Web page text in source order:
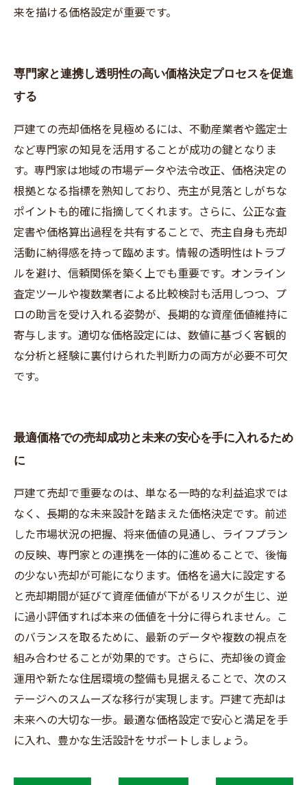
来を描ける価格設定が重要です。
専門家と連携し透明性の高い価格決定プロセスを促進
する
戸建ての売却価格を見極めるには、不動産業者や鑑定士
など専門家の知見を活用することが成功の鍵となりま
す。専門家は地域の市場データや法令改正、価格決定の
根拠となる指標を熟知しており、売主が見落としがちな
ポイントも的確に指摘してくれます。さらに、公正な査
定書や価格算出過程を共有することで、売主自身も売却
活動に納得感を持って臨めます。情報の透明性はトラブ
ルを避け、信頼関係を築く上でも重要です。オンライン
査定ツールや複数業者による比較検討も活用しつつ、プ
ロの助言を受け入れる姿勢が、長期的な資産価値維持に
寄与します。適切な価格設定には、数値に基づく客観的
な分析と経験に裏付けられた判断力の両方が必要不可欠
です。
最適価格での売却成功と未来の安心を手に入れるため
に
戸建て売却で重要なのは、単なる一時的な利益追求では
なく、長期的な未来設計を踏まえた価格決定です。前述
した市場状況の把握、将来価値の見通し、ライフプラン
の反映、専門家との連携を一体的に進めることで、後悔
の少ない売却が可能になります。価格を過大に設定する
と売却期間が延びて資産価値が下がるリスクが生じ、逆
に過小評価すれば本来の価値を十分に得られません。こ
のバランスを取るために、最新のデータや複数の視点を
組み合わせることが効果的です。さらに、売却後の資金
運用や新たな住居環境の整備も見据えることで、次のス
テージへのスムーズな移行が実現します。戸建て売却は
未来への大切な一歩。最適な価格設定で安心と満足を手
に入れ、豊かな生活設計をサポートしましょう。